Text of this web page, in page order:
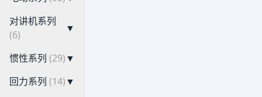
对讲机系列
(6)
▼
惯性系列 (29)▼
回力系列 (14)▼